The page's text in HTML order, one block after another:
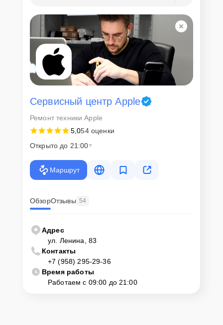
Сервисный центр Apple
Ремонт техники Apple
5,054 оценки
Открыто до 21:00
Маршрут
ОбзорОтзывы 54
Адрес
ул. Ленина, 83
Контакты
+7 (958) 295-29-36
Время работы
Работаем с 09:00 до 21:00